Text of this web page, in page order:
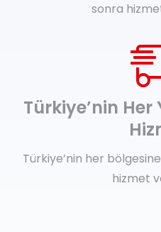
sonra
Türkiye’nin
Türkiye’nin her
hizmet